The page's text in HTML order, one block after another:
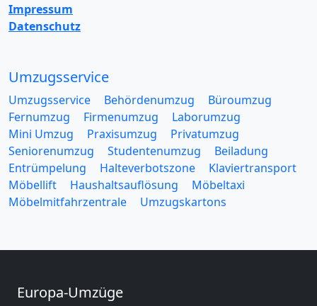
Impressum
Datenschutz
Umzugsservice
Umzugsservice Behördenumzug
Büroumzug
Fernumzug
Firmenumzug
Laborumzug
Mini Umzug
Praxisumzug
Privatumzug
Seniorenumzug
Studentenumzug
Beiladung
Entrümpelung
Halteverbotszone
Klaviertransport
Möbellift
Haushaltsauflösung
Möbeltaxi
Möbelmitfahrzentrale
Umzugskartons
Europa-Umzüge